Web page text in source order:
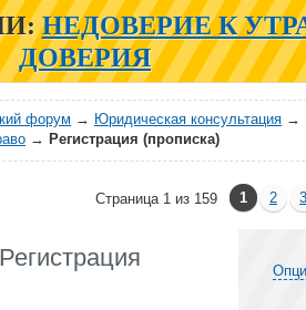
НЕДОВЕРИЕ К
ДОВЕРИЯ
форум → Юридическая консультация →
→ Регистрация (прописка)
Страница 1 из 159 1 2 3